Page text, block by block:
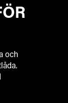
och